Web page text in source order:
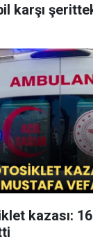
karşı
kazası: